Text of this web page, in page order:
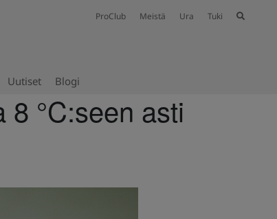
ProClub Meistä Ura Tuki
Uutiset Blogi
°C:seen asti